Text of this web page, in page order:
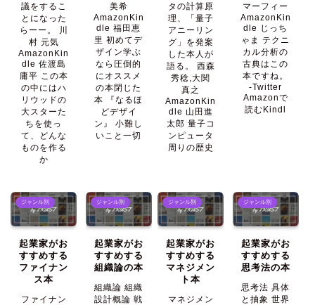
議をするこ
とになった
らーー。 川
村 元気
AmazonKin
dle 佐渡島
庸平 この本
の中にはハ
リウッドの
大スターた
ちを使っ
て、どんな
ものを作る
か
美希
AmazonKin
dle 福田恵
里 初めてデ
ザイン学ぶ
なら圧倒的
にオススメ
の本閉じた
本 『なるほ
どデザイ
ン』 小難し
いこと一切
タの計算原
理、「量子
アニーリン
グ」を発案
した本人が
語る。 西森
秀稔,大関
真之
AmazonKin
dle 山田進
太郎 量子コ
ンピュータ
周りの歴史
マーフィー
AmazonKin
dle じっち
ゃま テクニ
カル分析の
古典はこの
本ですね。
-Twitter
Amazonで
読むKindl
ジャンル別
起業家がお
すすめする
ファイナン
ス本
ファイナン
ジャンル別
起業家がお
すすめする
組織論の本
組織論 組織
設計概論 戦
ジャンル別
起業家がお
すすめする
マネジメン
ト本
マネジメン
ジャンル別
起業家がお
すすめする
思考法の本
思考法 具体
と抽象 世界